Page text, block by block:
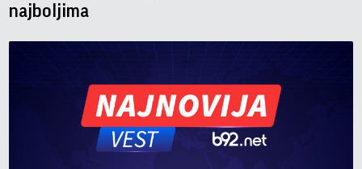
najboljima